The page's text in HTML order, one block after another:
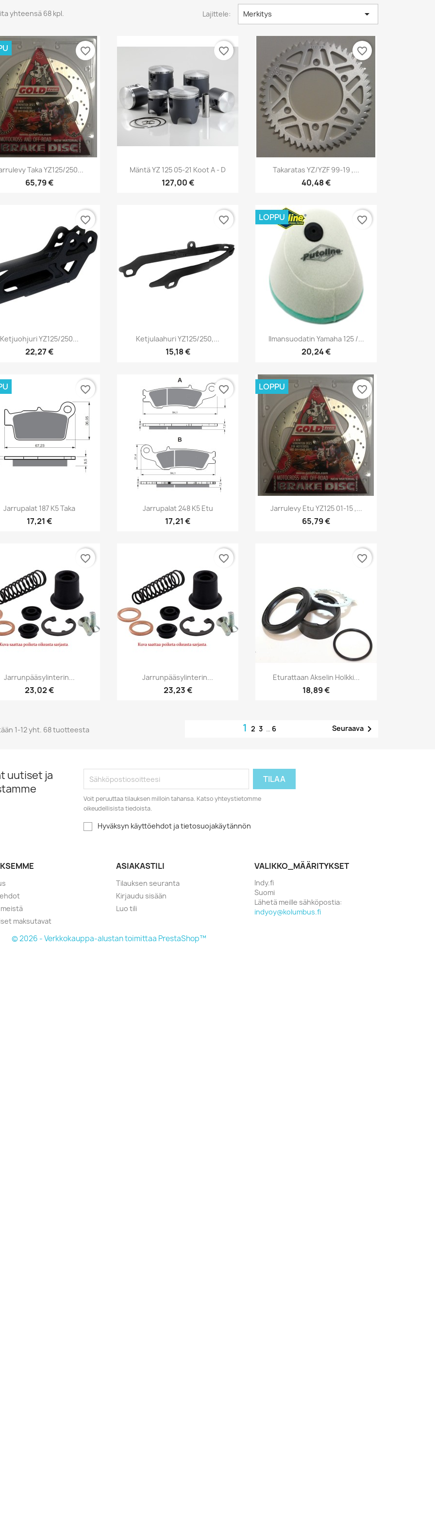
yhteensä 68 kpl. Lajittele: Merkitys 
Pikakatselu
Taka YZ125/250...
65,79 €
favorite_border
 Pikakatselu
Mäntä YZ 125 05-21 Koot A - D
127,00 €
favorite_border
Pikakatselu
Takaratas YZ/YZF 99-19 ,...
40,48 €
favorite_border
Pikakatselu
Ketjuohjuri YZ125/250...
22,27 €
favorite_border
Pikakatselu
Ketjulaahuri YZ125/250,...
15,18 €
favorite_border
Pikakatselu
Ilmansuodatin Yamaha 125 /...
20,24 €
LOPPU favorite_border
Pikakatselu
Jarrupalat 187 K5 Taka
17,21 €
favorite_border
Pikakatselu
Jarrupalat 248 K5 Etu
17,21 €
favorite_border
Pikakatselu
Jarrulevy Etu YZ125 01-15 ,...
65,79 €
LOPPU favorite_border
Pikakatselu
Jarrunpääsylinterin...
23,02 €
favorite_border
Pikakatselu
Jarrunpääsylinterin...
23,23 €
favorite_border
Pikakatselu
Eturattaan Akselin Holkki...
18,89 €
favorite_border
1-12 yht. 68 tuotteesta 123 … 6 Seuraava
uutiset ja
Voit peruuttaa tilauksen milloin tahansa. Katso yhteystietomme
oikeudellisista tiedoista.
Hyväksyn käyttöehdot ja tietosuojakäytännön
maksutavat
ASIAKASTILI
Tilauksen seuranta
Kirjaudu sisään
Luo tili
VALIKKO_MÄÄRITYKSET
Indy.fi
Suomi
Lähetä meille sähköpostia:
indyoy@kolumbus.fi
© 2026 - Verkkokauppa-alustan toimittaa PrestaShop™